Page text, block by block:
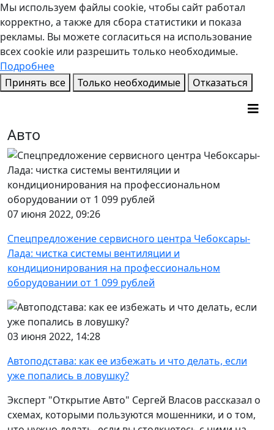
Мы используем файлы cookie, чтобы сайт работал
корректно, а также для сбора статистики и показа
рекламы. Вы можете согласиться на использование
всех cookie или разрешить только необходимые.
Подробнее
Принять все
Только необходимые Отказаться
Авто
07 июня 2022, 09:26
Спецпредложение сервисного центра Чебоксары-
Лада: чистка системы вентиляции и
кондиционирования на профессиональном
оборудовании от 1 099 рублей
03 июня 2022, 14:28
Автоподстава: как ее избежать и что делать, если
уже попались в ловушку?
Эксперт "Открытие Авто" Сергей Власов рассказал о
схемах, которыми пользуются мошенники, и о том,